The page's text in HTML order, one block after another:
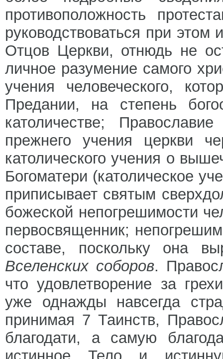
противоположность
руководствоваться при
Отцов Церкви, отнюдь не
личное разумение самого
учения человеческого,
Предании, на степень
католичестве;
прежнего учения церкви
католического учения о
Богоматери (католическое
приписывает святым
божеской непогрешимости
первосвященник;
составе, поскольку она
Вселенских соборов.
что удовлетворение за
уже однажды навсегда
принимая 7 Таинств,
благодати, а самую